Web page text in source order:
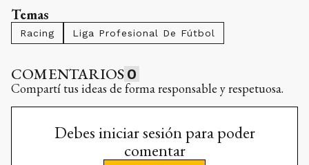
Temas
Racing Liga Profesional De Fútbol
COMENTARIOS 0
Compartí tus ideas de forma responsable y respetuosa.
Debes iniciar sesión para poder
comentar